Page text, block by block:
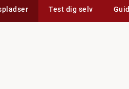
Test dig selv